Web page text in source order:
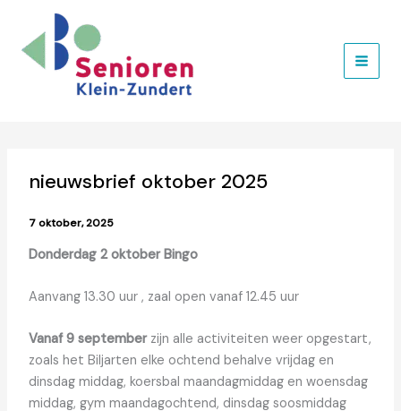
nieuwsbrief oktober 2025
7 oktober, 2025
Donderdag 2 oktober Bingo
Aanvang 13.30 uur , zaal open vanaf 12.45 uur
Vanaf 9 septemberzijn alle activiteiten weer opgestart,
zoals het Biljarten elke ochtend behalve vrijdag en
dinsdag middag, koersbal maandagmiddag en woensdag
middag, gym maandagochtend, dinsdag soosmiddag